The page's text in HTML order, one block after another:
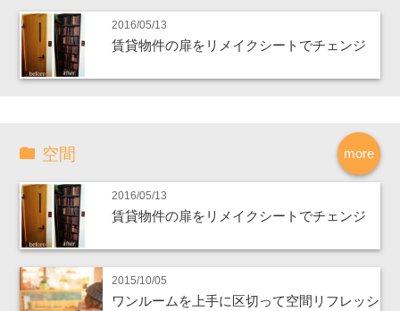
2016/05/13
賃貸物件の扉をリメイクシートでチェンジ
more
空間
2016/05/13
賃貸物件の扉をリメイクシートでチェンジ
2015/10/05
ワンルームを上手に区切って空間リフレッシ